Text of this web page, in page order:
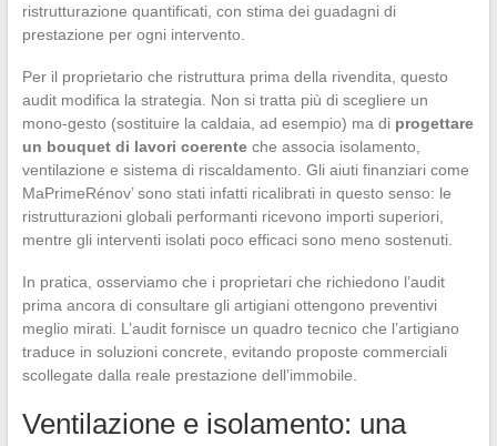
ristrutturazione quantificati, con stima dei guadagni di
prestazione per ogni intervento.
Per il proprietario che ristruttura prima della rivendita, questo
audit modifica la strategia. Non si tratta più di scegliere un
mono-gesto (sostituire la caldaia, ad esempio) ma di progettare
un bouquet di lavori coerenteche associa isolamento,
ventilazione e sistema di riscaldamento. Gli aiuti finanziari come
MaPrimeRénov’ sono stati infatti ricalibrati in questo senso: le
ristrutturazioni globali performanti ricevono importi superiori,
mentre gli interventi isolati poco efficaci sono meno sostenuti.
In pratica, osserviamo che i proprietari che richiedono l’audit
prima ancora di consultare gli artigiani ottengono preventivi
meglio mirati. L’audit fornisce un quadro tecnico che l’artigiano
traduce in soluzioni concrete, evitando proposte commerciali
scollegate dalla reale prestazione dell’immobile.
Ventilazione e isolamento: una